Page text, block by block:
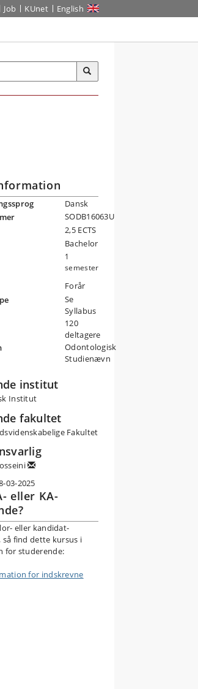
Job KUnet English
Dansk
SODB16063U
2,5 ECTS
Bachelor
1
semester
Forår
Se
Syllabus
120
deltagere
Odontologisk
Studienævn
institut
Institut
fakultet
Fakultet
03-2025
eller KA-
eller kandidat-
find dette kursus i
for studerende:
for indskrevne